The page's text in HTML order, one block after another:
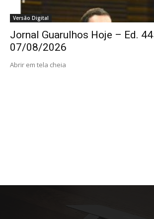
Versão Digital
Jornal Guarulhos Hoje – Ed.
07/08/2026
Abrir em tela cheia